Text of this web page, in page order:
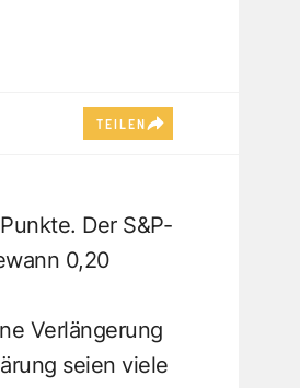
TEILEN
Der S&P-
0,20
Verlängerung
seien viele